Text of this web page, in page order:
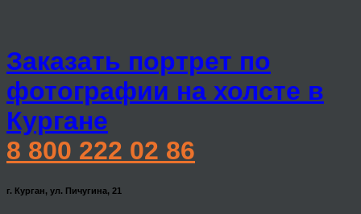
Заказать портрет по
фотографии на холсте в
Кургане
8 800 222 02 86
г. Курган, ул. Пичугина, 21